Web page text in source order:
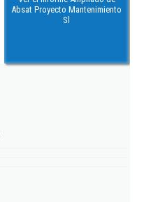
Absat Proyecto Mantenimiento
Sl